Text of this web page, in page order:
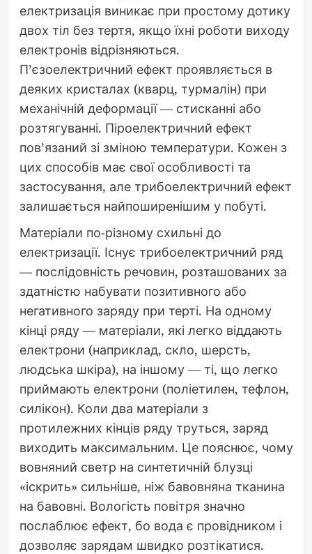
електризація виникає при простому дотику
двох тіл без тертя, якщо їхні роботи виходу
електронів відрізняються.
П’єзоелектричний ефект проявляється в
деяких кристалах (кварц, турмалін) при
механічній деформації — стисканні або
розтягуванні. Піроелектричний ефект
пов’язаний зі зміною температури. Кожен з
цих способів має свої особливості та
застосування, але трибоелектричний ефект
залишається найпоширенішим у побуті.
Матеріали по-різному схильні до
електризації. Існує трибоелектричний ряд
— послідовність речовин, розташованих за
здатністю набувати позитивного або
негативного заряду при терті. На одному
кінці ряду — матеріали, які легко віддають
електрони (наприклад, скло, шерсть,
людська шкіра), на іншому — ті, що легко
приймають електрони (поліетилен, тефлон,
силікон). Коли два матеріали з
протилежних кінців ряду труться, заряд
виходить максимальним. Це пояснює, чому
вовняний светр на синтетичній блузці
«іскрить» сильніше, ніж бавовняна тканина
на бавовні. Вологість повітря значно
послаблює ефект, бо вода є провідником і
дозволяє зарядам швидко розтікатися.